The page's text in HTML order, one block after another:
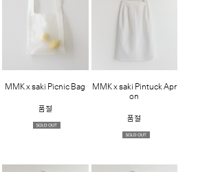
MMK x saki Picnic Bag
품절
MMK x saki Pintuck Apr
on
품절